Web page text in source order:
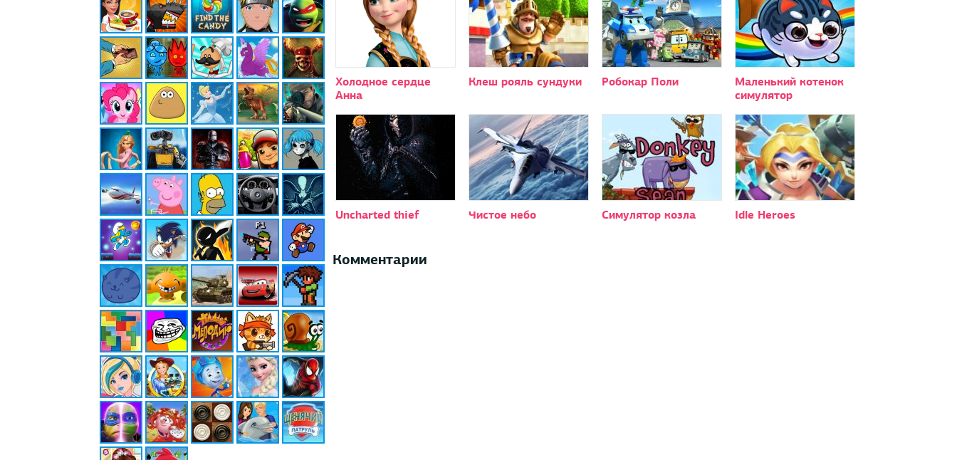
Холодное сердце
Анна
Клеш рояль сундуки Робокар Поли
Маленький котенок
симулятор
Uncharted thief Чистое небо Симулятор козла Idle Heroes
Комментарии